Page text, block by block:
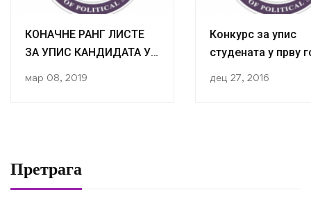
КОНАЧНЕ РАНГ ЛИСТЕ
ЗА УПИС КАНДИДАТА У I
мар 08, 2019
Конкурс за упис
студената у прву
дец 27, 2016
Претрага